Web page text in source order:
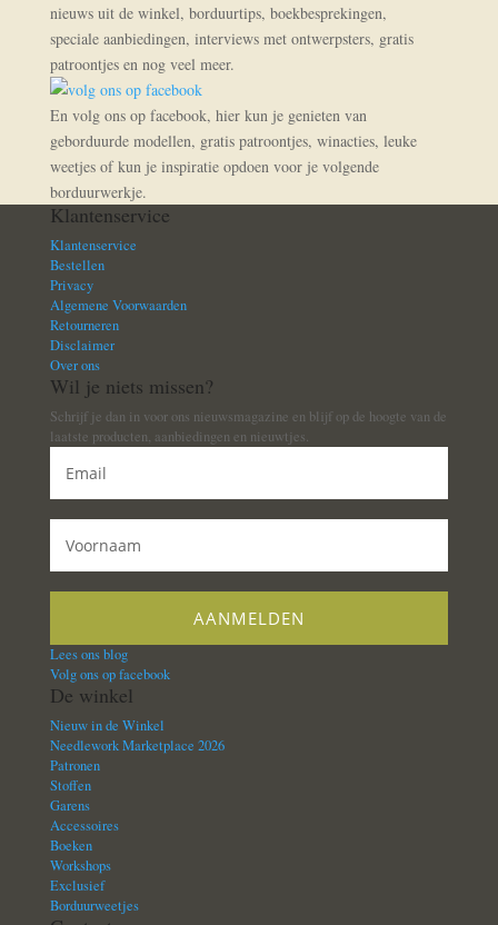
nieuws uit de winkel, borduurtips, boekbesprekingen,
speciale aanbiedingen, interviews met ontwerpsters, gratis
patroontjes en nog veel meer.
En volg ons op facebook, hier kun je genieten van
geborduurde modellen, gratis patroontjes, winacties, leuke
weetjes of kun je inspiratie opdoen voor je volgende
borduurwerkje.
Klantenservice
Klantenservice
Bestellen
Privacy
Algemene Voorwaarden
Retourneren
Disclaimer
Over ons
Wil je niets missen?
Schrijf je dan in voor ons nieuwsmagazine en blijf op de hoogte van de
laatste producten, aanbiedingen en nieuwtjes.
Lees ons blog
Volg ons op facebook
De winkel
Nieuw in de Winkel
Needlework Marketplace 2026
Patronen
Stoffen
Garens
Accessoires
Boeken
Workshops
Exclusief
Borduurweetjes